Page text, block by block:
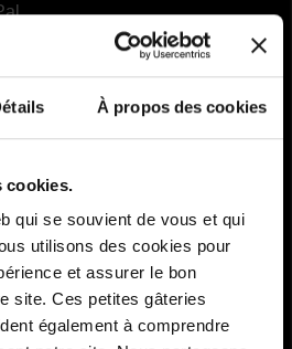
À propos des cookies
cookies.
qui se souvient de vous et qui
utilisons des cookies pour
et assurer le bon
site. Ces petites gâteries
également à comprendre